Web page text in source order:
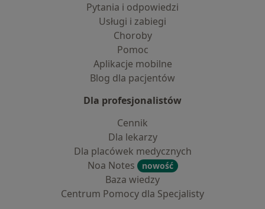
Pytania i odpowiedzi
Usługi i zabiegi
Choroby
Pomoc
Aplikacje mobilne
Blog dla pacjentów
Dla profesjonalistów
Cennik
Dla lekarzy
Dla placówek medycznych
Noa Notes
nowość
Baza wiedzy
Centrum Pomocy dla Specjalisty